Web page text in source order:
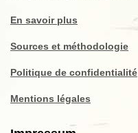
En savoir plus
Sources et méthodologie
Politique de confidentialité
Mentions légales